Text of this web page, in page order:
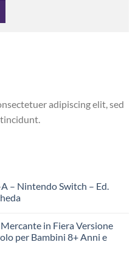
adipiscing elit, sed
– Nintendo Switch – Ed.
in Fiera Versione
per Bambini 8+ Anni e